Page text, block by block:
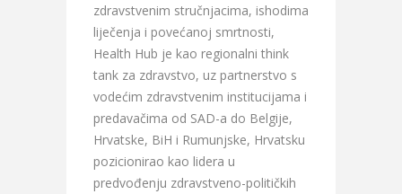
zdravstvenim stručnjacima, ishodima
liječenja i povećanoj smrtnosti,
Health Hub je kao regionalni think
tank za zdravstvo, uz partnerstvo s
vodećim zdravstvenim institucijama i
predavačima od SAD-a do Belgije,
Hrvatske, BiH i Rumunjske, Hrvatsku
pozicionirao kao lidera u
predvođenju zdravstveno-političkih